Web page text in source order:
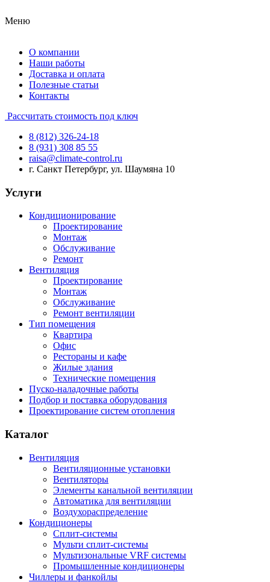
Меню
О компании
Наши работы
Доставка и оплата
Полезные статьи
Контакты
Рассчитать стоимость под ключ
8 (812) 326-24-18
8 (931) 308 85 55
raisa@climate-control.ru
г. Санкт Петербург, ул. Шаумяна 10
Услуги
Кондиционирование
Проектирование
Монтаж
Обслуживание
Ремонт
Вентиляция
Проектирование
Монтаж
Обслуживание
Ремонт вентиляции
Тип помещения
Квартира
Офис
Рестораны и кафе
Жилые здания
Технические помещения
Пуско-наладочные работы
Подбор и поставка оборудования
Проектирование систем отопления
Каталог
Вентиляция
Вентиляционные установки
Вентиляторы
Элементы канальной вентиляции
Автоматика для вентиляции
Воздухораспределение
Кондиционеры
Сплит-системы
Мульти сплит-системы
Мультизональные VRF системы
Промышленные кондиционеры
Чиллеры и фанкойлы